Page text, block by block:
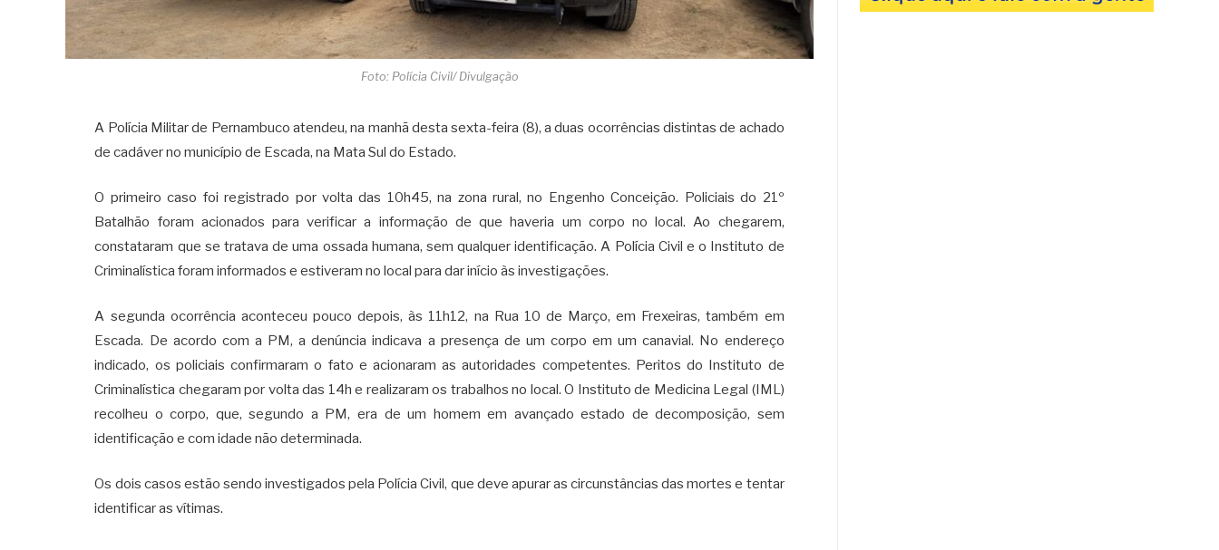
Foto: Polícia Civil/ Divulgação
A Polícia Militar de Pernambuco atendeu, na manhã desta sexta-feira (8), a duas ocorrências distintas de achado
de cadáver no município de Escada, na Mata Sul do Estado.
O primeiro caso foi registrado por volta das 10h45, na zona rural, no Engenho Conceição. Policiais do 21º
Batalhão foram acionados para verificar a informação de que haveria um corpo no local. Ao chegarem,
constataram que se tratava de uma ossada humana, sem qualquer identificação. A Polícia Civil e o Instituto de
Criminalística foram informados e estiveram no local para dar início às investigações.
A segunda ocorrência aconteceu pouco depois, às 11h12, na Rua 10 de Março, em Frexeiras, também em
Escada. De acordo com a PM, a denúncia indicava a presença de um corpo em um canavial. No endereço
indicado, os policiais confirmaram o fato e acionaram as autoridades competentes. Peritos do Instituto de
Criminalística chegaram por volta das 14h e realizaram os trabalhos no local. O Instituto de Medicina Legal (IML)
recolheu o corpo, que, segundo a PM, era de um homem em avançado estado de decomposição, sem
identificação e com idade não determinada.
Os dois casos estão sendo investigados pela Polícia Civil, que deve apurar as circunstâncias das mortes e tentar
identificar as vítimas.